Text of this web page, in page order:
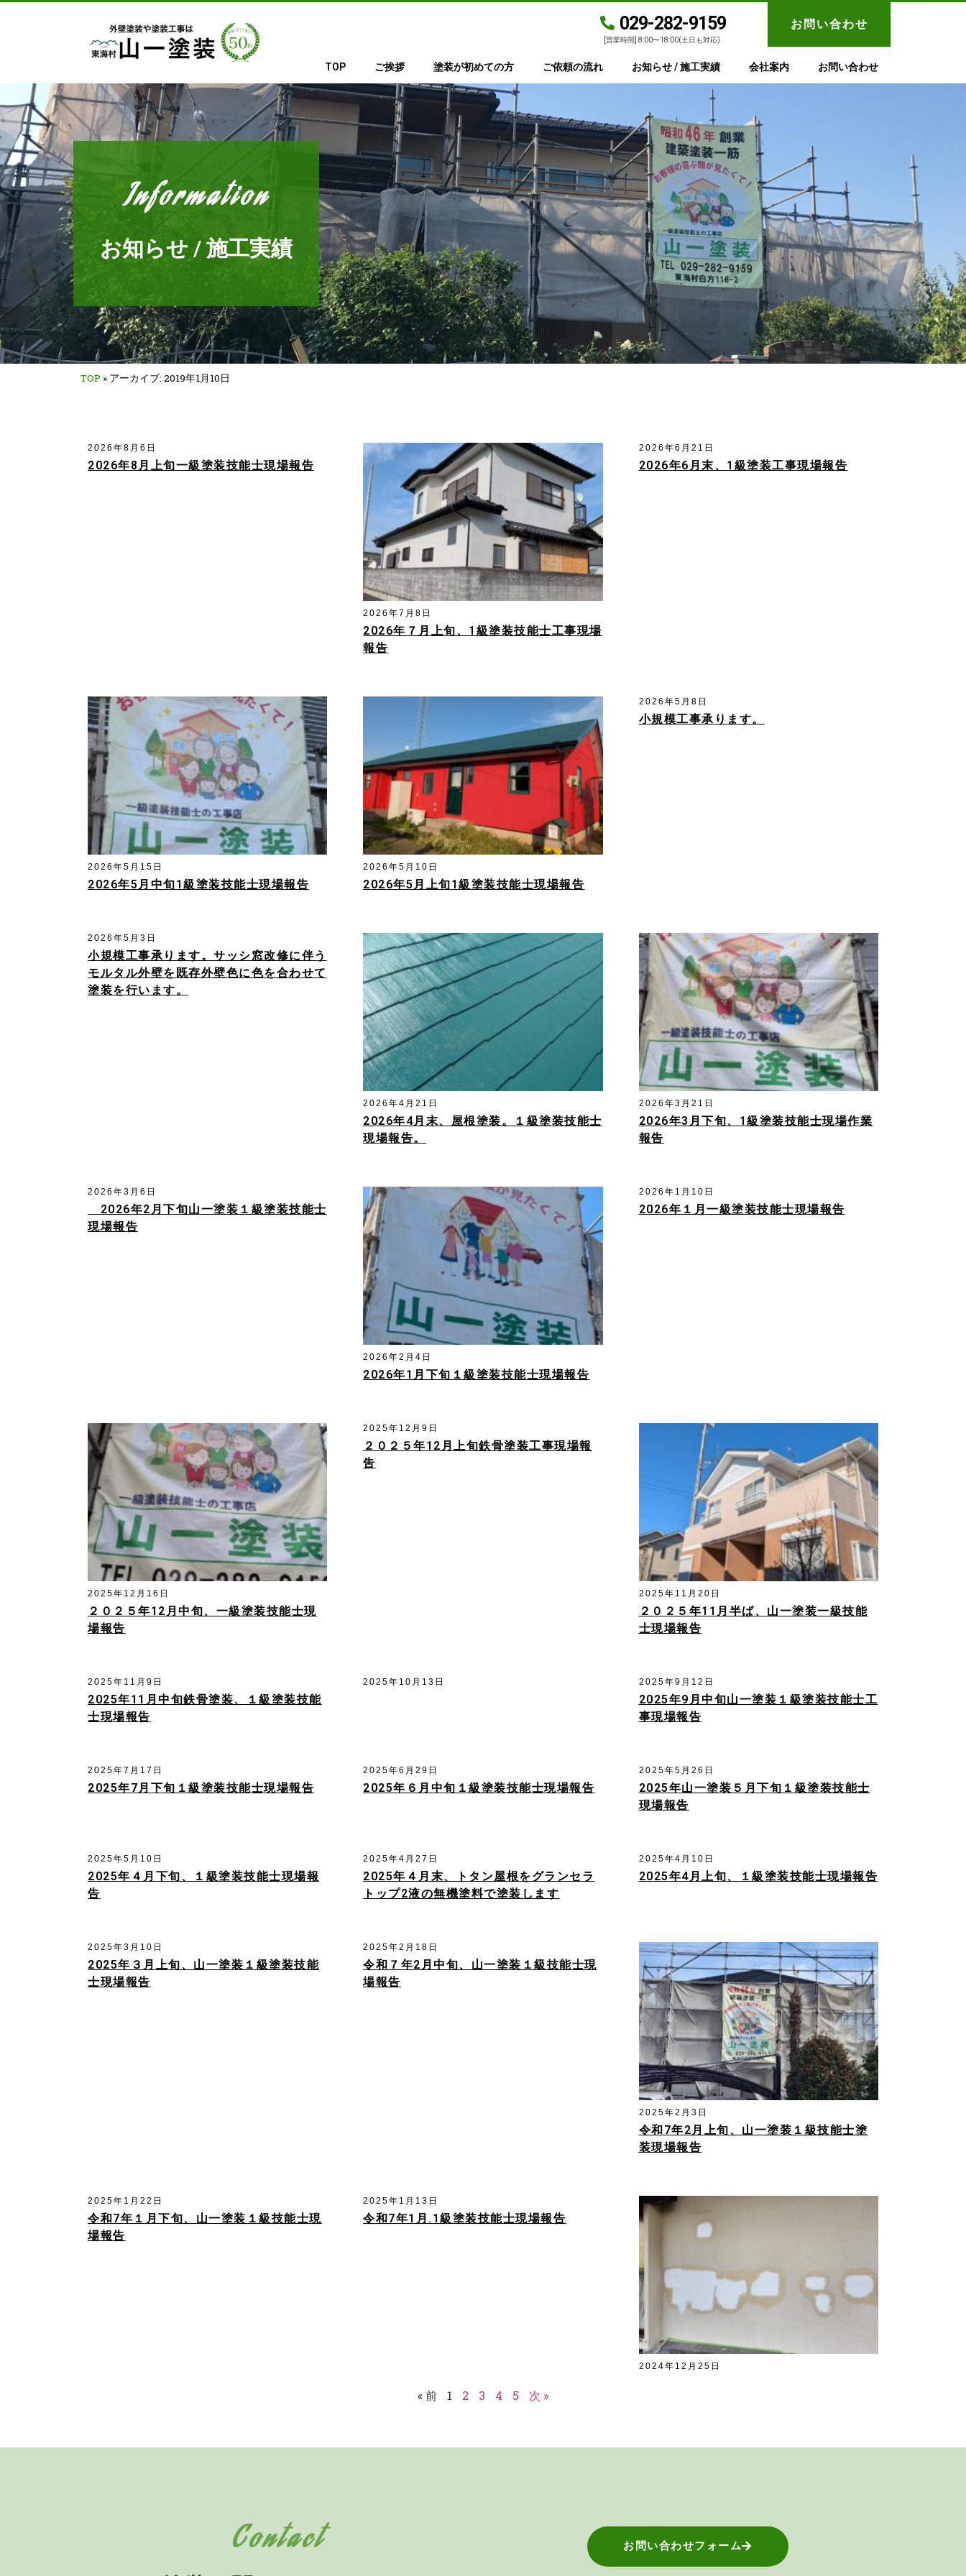
029-282-9159
[営業時間] 8:00〜18:00(土日も対応)
お問い合わせ
TOP ご挨拶 塗装が初めての方 ご依頼の流れ お知らせ / 施工実績 会社案内 お問い合わせ
Information
お知らせ / 施工実績
TOP » アーカイブ: 2019年1月10日
2026年8月上旬一級塗装技能士現場報告
2026年8月6日
2026年７月上旬、1級塗装技能士工事現場
報告
2026年7月8日
2026年6月末、1級塗装工事現場報告
2026年6月21日
2026年5月中旬1級塗装技能士現場報告
2026年5月15日
2026年5月上旬1級塗装技能士現場報告
2026年5月10日
小規模工事承ります。
2026年5月8日
小規模工事承ります。サッシ窓改修に伴う
モルタル外壁を既存外壁色に色を合わせて
塗装を行います。
2026年5月3日
2026年4月末、屋根塗装。１級塗装技能士
現場報告。
2026年4月21日
2026年3月下旬、1級塗装技能士現場作業
報告
2026年3月21日
2026年2月下旬山一塗装１級塗装技能士
現場報告
2026年3月6日
2026年1月下旬１級塗装技能士現場報告
2026年2月4日
2026年１月一級塗装技能士現場報告
2026年1月10日
２０２５年12月中旬、一級塗装技能士現
場報告
2025年12月16日
２０２５年12月上旬鉄骨塗装工事現場報
吿
2025年12月9日
２０２５年11月半ば、山一塗装一級技能
士現場報告
2025年11月20日
2025年11月中旬鉄骨塗装、１級塗装技能
士現場報告
2025年11月9日 2025年10月13日
2025年9月中旬山一塗装１級塗装技能士工
事現場報告
2025年9月12日
2025年7月下旬１級塗装技能士現場報告
2025年7月17日
2025年６月中旬１級塗装技能士現場報告
2025年6月29日
2025年山一塗装５月下旬１級塗装技能士
現場報告
2025年5月26日
2025年４月下旬、１級塗装技能士現場報
告
2025年5月10日
2025年４月末、トタン屋根をグランセラ
トップ2液の無機塗料で塗装します
2025年4月27日
2025年4月上旬、１級塗装技能士現場報告
2025年4月10日
2025年３月上旬、山一塗装１級塗装技能
士現場報告
2025年3月10日
令和７年2月中旬、山一塗装１級技能士現
場報告
2025年2月18日
令和7年2月上旬、山一塗装１級技能士塗
装現場報告
2025年2月3日
令和7年１月下旬、山一塗装１級技能士現
場報告
2025年1月22日
令和7年1月.1級塗装技能士現場報告
2025年1月13日
2024年12月25日
« 前 1 2 3 4 5 次 »
Contact お問い合わせフォーム